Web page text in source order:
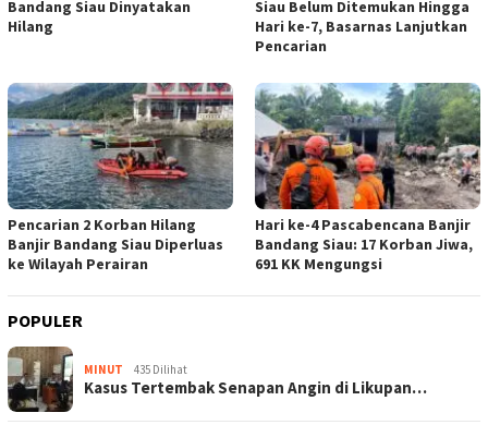
Bandang Siau Dinyatakan
Hilang
Siau Belum Ditemukan Hingga
Hari ke-7, Basarnas Lanjutkan
Pencarian
Pencarian 2 Korban Hilang
Banjir Bandang Siau Diperluas
ke Wilayah Perairan
Hari ke-4 Pascabencana Banjir
Bandang Siau: 17 Korban Jiwa,
691 KK Mengungsi
POPULER
MINUT 435 Dilihat
Kasus Tertembak Senapan Angin di Likupan…